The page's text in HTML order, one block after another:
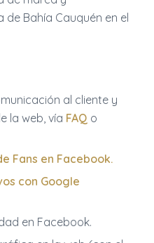
Bahía Cauquén en el
al cliente y
la web, vía FAQ o
Fans en Facebook.
con Google
en Facebook.